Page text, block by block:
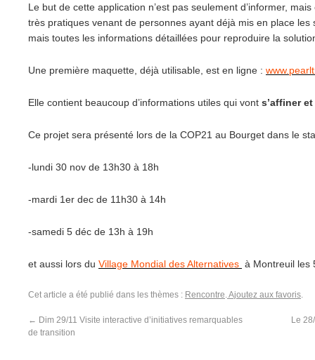
Le but de cette application n’est pas seulement d’informer,
très pratiques venant de personnes ayant déjà mis en place les
mais toutes les informations détaillées pour reproduire la
Une première maquette, déjà utilisable, est en ligne :
Elle contient beaucoup d’informations utiles qui vont s’affiner
Ce projet sera présenté lors de la COP21 au Bourget dans le
-lundi 30 nov de 13h30 à 18h
-mardi 1er dec de 11h30 à 14h
-samedi 5 déc de 13h à 19h
et aussi lors du Village Mondial des Alternatives à Montreuil les
Cet article a été publié dans les thèmes : Rencontre.Ajoutez aux favoris.
← Dim 29/11 Visite interactive d’initiatives remarquables
de transition
Le